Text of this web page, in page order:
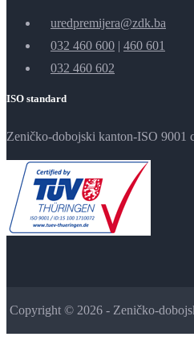
uredpremijera@zdk.ba
032 460 600 | 460 601
032 460 602
ISO standard
Zeničko-dobojski kanton-ISO 9001
Copyright © 2026 - Zeničko-